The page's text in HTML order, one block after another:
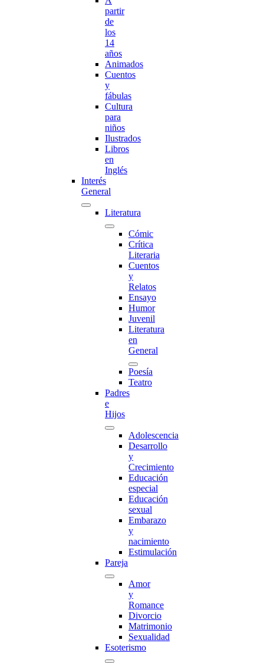
partir
de
los
14
años
Animados
Cuentos
y
fábulas
Cultura
para
niños
Ilustrados
Libros
en
Inglés
Interés
General
Literatura
Cómic
Crítica
Literaria
Cuentos
y
Relatos
Ensayo
Humor
Juvenil
Literatura
en
General
Poesía
Teatro
Padres
e
Hijos
Adolescencia
Desarrollo
y
Crecimiento
Educación
especial
Educación
sexual
Embarazo
y
nacimiento
Estimulación
Pareja
Amor
y
Romance
Divorcio
Matrimonio
Sexualidad
Esoterismo